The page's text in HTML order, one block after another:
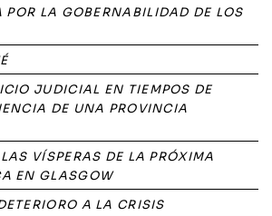
POR LA GOBERNABILIDAD DE LOS
JUDICIAL EN TIEMPOS DE
DE UNA PROVINCIA
VÍSPERAS DE LA PRÓXIMA
EN GLASGOW
A LA CRISIS